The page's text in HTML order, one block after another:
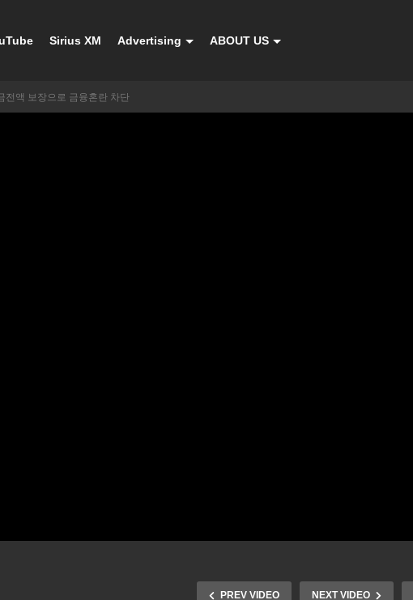
Sirius XM Advertising ABOUT US
전액 보장으로 금융혼란 차단
PREV VIDEO NEXT VIDEO